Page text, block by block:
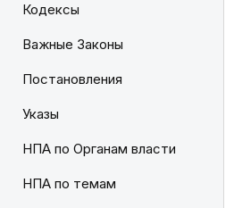
Кодексы
Важные Законы
Постановления
Указы
НПА по Органам власти
НПА по темам